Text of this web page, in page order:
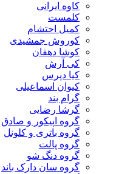
کاوه ایرانی
کلمست
کمیل احتشام
کوروش جمشیدی
کوشا دهقان
کی آرش
کیا دپرس
کیوان اسماعیلی
گرام بند
گرشا رضایی
گروه اپیکور و صادق
گروه باتری و کلونل
گروه پالت
گروه دنگ شو
گروه سان دارک باند